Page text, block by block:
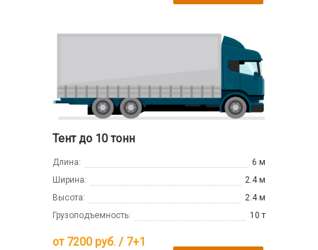
Тент до 10 тонн
Длина:
6 м
Ширина:
2.4 м
Высота:
2.4 м
Грузоподъемность:
10 т
от 7200 руб. / 7+1